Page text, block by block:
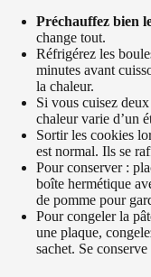
Préchauffez bien
change tout.
Réfrigérez les
minutes avant
la chaleur.
Si vous cuisez
chaleur varie d’un
Sortir les cookies
est normal. Ils se
Pour conserver :
boîte hermétique
de pomme pour
Pour congeler la
une plaque,
sachet. Se